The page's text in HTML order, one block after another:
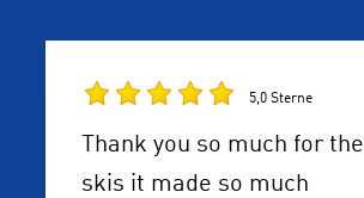
5,0 Sterne
Thank you so much for the
skis it made so much